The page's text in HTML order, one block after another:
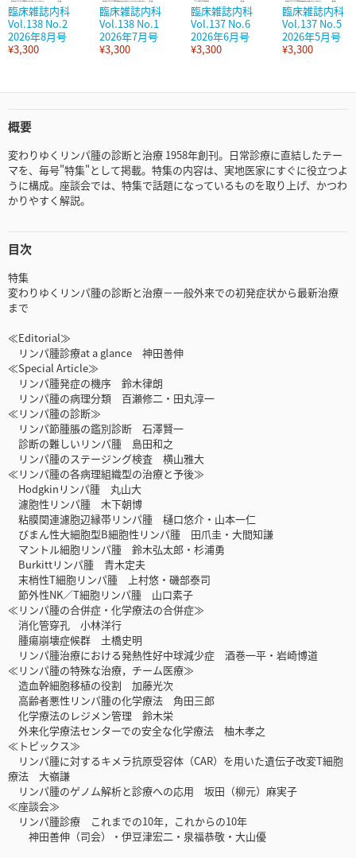
臨床雑誌内科
Vol.138 No.2
2026年8月号
¥3,300
臨床雑誌内科
Vol.138 No.1
2026年7月号
¥3,300
臨床雑誌内科
Vol.137 No.6
2026年6月号
¥3,300
臨床雑誌内科
Vol.137 No.5
2026年5月号
¥3,300
概要
変わりゆくリンパ腫の診断と治療 1958年創刊。日常診療に直結したテー
マを、毎号"特集"として掲載。特集の内容は、実地医家にすぐに役立つよ
うに構成。座談会では、特集で話題になっているものを取り上げ、かつわ
かりやすく解説。
目次
特集
変わりゆくリンパ腫の診断と治療－一般外来での初発症状から最新治療
まで
≪Editorial≫
リンパ腫診療at a glance 神田善伸
≪Special Article≫
リンパ腫発症の機序 鈴木律朗
リンパ腫の病理分類 百瀬修二・田丸淳一
≪リンパ腫の診断≫
リンパ節腫脹の鑑別診断 石澤賢一
診断の難しいリンパ腫 島田和之
リンパ腫のステージング検査 横山雅大
≪リンパ腫の各病理組織型の治療と予後≫
Hodgkinリンパ腫 丸山大
濾胞性リンパ腫 木下朝博
粘膜関連濾胞辺縁帯リンパ腫 樋口悠介・山本一仁
びまん性大細胞型B細胞性リンパ腫 田爪圭・大間知謙
マントル細胞リンパ腫 鈴木弘太郎・杉浦勇
Burkittリンパ腫 青木定夫
末梢性T細胞リンパ腫 上村悠・磯部泰司
節外性NK／T細胞リンパ腫 山口素子
≪リンパ腫の合併症・化学療法の合併症≫
消化管穿孔 小林洋行
腫瘍崩壊症候群 土橋史明
リンパ腫治療における発熱性好中球減少症 酒巻一平・岩崎博道
≪リンパ腫の特殊な治療，チーム医療≫
造血幹細胞移植の役割 加藤光次
高齢者悪性リンパ腫の化学療法 角田三郎
化学療法のレジメン管理 鈴木栄
外来化学療法センターでの安全な化学療法 柚木孝之
≪トピックス≫
リンパ腫に対するキメラ抗原受容体（CAR）を用いた遺伝子改変T細胞
療法 大嶺謙
リンパ腫のゲノム解析と診療への応用 坂田（柳元）麻実子
≪座談会≫
リンパ腫診療 これまでの10年，これからの10年
神田善伸（司会）・伊豆津宏二・泉福恭敬・大山優